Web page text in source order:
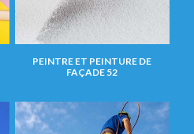
PEINTRE ET PEINTURE DE
FAÇADE 52